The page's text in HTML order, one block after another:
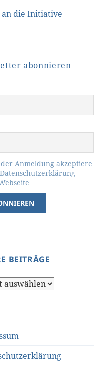
an die Initiative
abonnieren
Anmeldung akzeptiere
BEITRÄGE